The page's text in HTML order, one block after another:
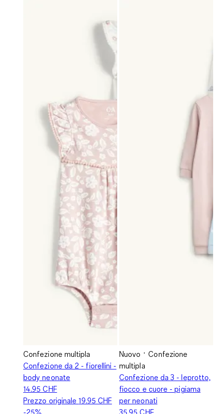
Confezione multipla
Confezione da 2 - fiorellini -
body neonate
14.95 CHF
Prezzo originale19.95 CHF
-25%
Nuovo
Confezione
multipla
Confezione da 3 - leprotto,
fiocco e cuore - pigiama
per neonati
35.95 CHF